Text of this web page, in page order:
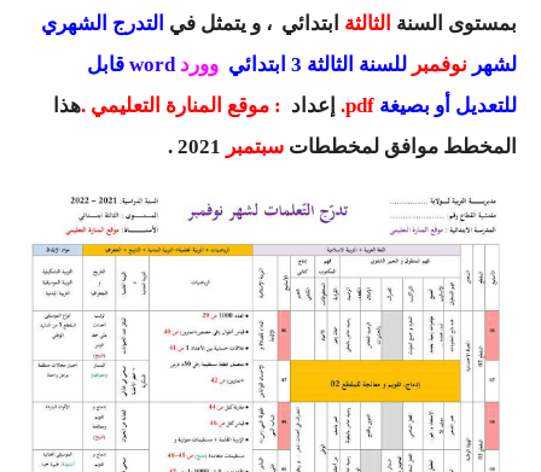
التعليم المتوسط
السنة الاولى متوسط
السنة الثانية متوسط
السنة الرابعة متوسط
شهادة التعليم المتوسط
بنك الفروض و الاختبارات
محفظة الأستاذ
بنك مذكرات الاستاذ
بمستوى السنة الثالثة ابتدائي ، و يتمثل في التدرج الشهري
لشهر نوفمبر للسنة الثالثة 3 ابتدائي ووردword قابل
للتعديل أو بصيغة
. إعداد : موقع المنارة التعليمي .هذا
المخطط موافق لمخططات سبتمبر 2021 .